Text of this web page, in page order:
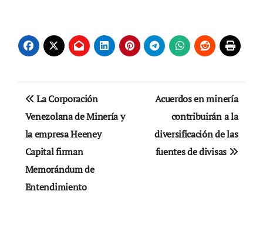
Navegación
de
entradas
La Corporación
Venezolana de Minería y
la empresa Heeney
Capital firman
Memorándum de
Entendimiento
Acuerdos en minería
contribuirán a la
diversificación de las
fuentes de divisas